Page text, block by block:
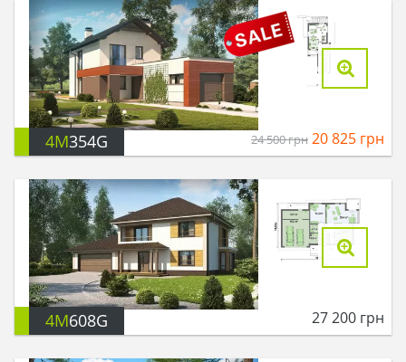
4M354G 24 500грн 20 825 грн
4M608G 27 200 грн